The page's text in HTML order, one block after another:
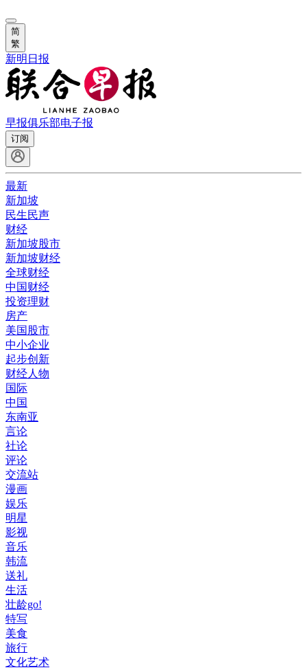
简
繁
新明日报
早报俱乐部电子报
订阅
最新
新加坡
民生民声
财经
新加坡股市
新加坡财经
全球财经
中国财经
投资理财
房产
美国股市
中小企业
起步创新
财经人物
国际
中国
东南亚
言论
社论
评论
交流站
漫画
娱乐
明星
影视
音乐
韩流
送礼
生活
壮龄go!
特写
美食
旅行
文化艺术